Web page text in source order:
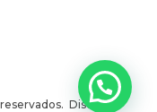
reservados. Diseño